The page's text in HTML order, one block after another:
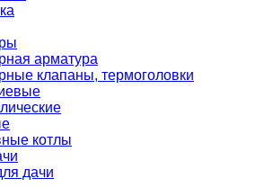
арматура
клапаны, термоголовки
котлы
дачи